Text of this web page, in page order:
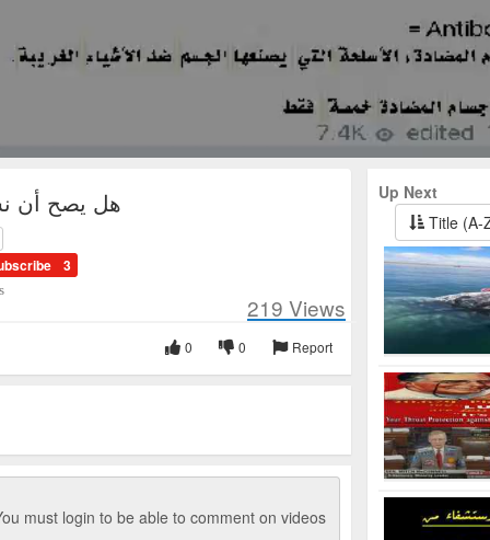
هل يصح أن
3
219 Views
Report
0
0
must login to be able to comment on videos
Up Next
Title (A-